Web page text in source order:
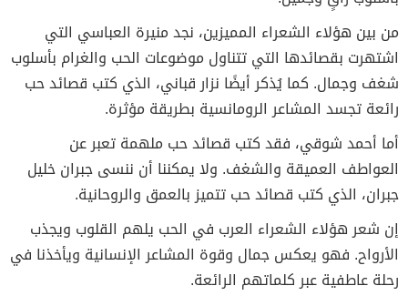
من بين هؤلاء الشعراء المميزين، نجد منيرة العباسي التي
اشتهرت بقصائدها التي تتناول موضوعات الحب والغرام بأسلوب
شغف وجمال. كما يُذكر أيضًا نزار قباني، الذي كتب قصائد حب
رائعة تجسد المشاعر الرومانسية بطريقة مؤثرة.
أما أحمد شوقي، فقد كتب قصائد حب ملهمة تعبر عن
العواطف العميقة والشغف. ولا يمكننا أن ننسى جبران خليل
جبران، الذي كتب قصائد حب تتميز بالعمق والروحانية.
إن شعر هؤلاء الشعراء العرب في الحب يلهم القلوب ويجذب
الأرواح. فهو يعكس جمال وقوة المشاعر الإنسانية ويأخذنا في
رحلة عاطفية عبر كلماتهم الرائعة.